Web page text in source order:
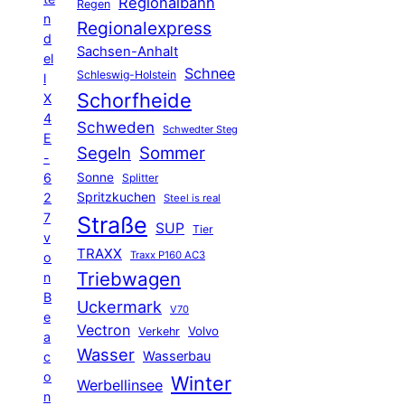
n
d
el
l
X
4
E
-
6
2
7
v
o
n
B
e
a
c
o
n
Regen
Regionalexpress
Sachsen-Anhalt
Schleswig-Holstein Schnee
Schorfheide
Schweden Schwedter Steg
Segeln Sommer
Sonne Splitter
Spritzkuchen Steel is real
Straße SUP Tier
TRAXX Traxx P160 AC3
Triebwagen
Uckermark V70
Vectron Verkehr Volvo
Wasser Wasserbau
Werbellinsee Winter